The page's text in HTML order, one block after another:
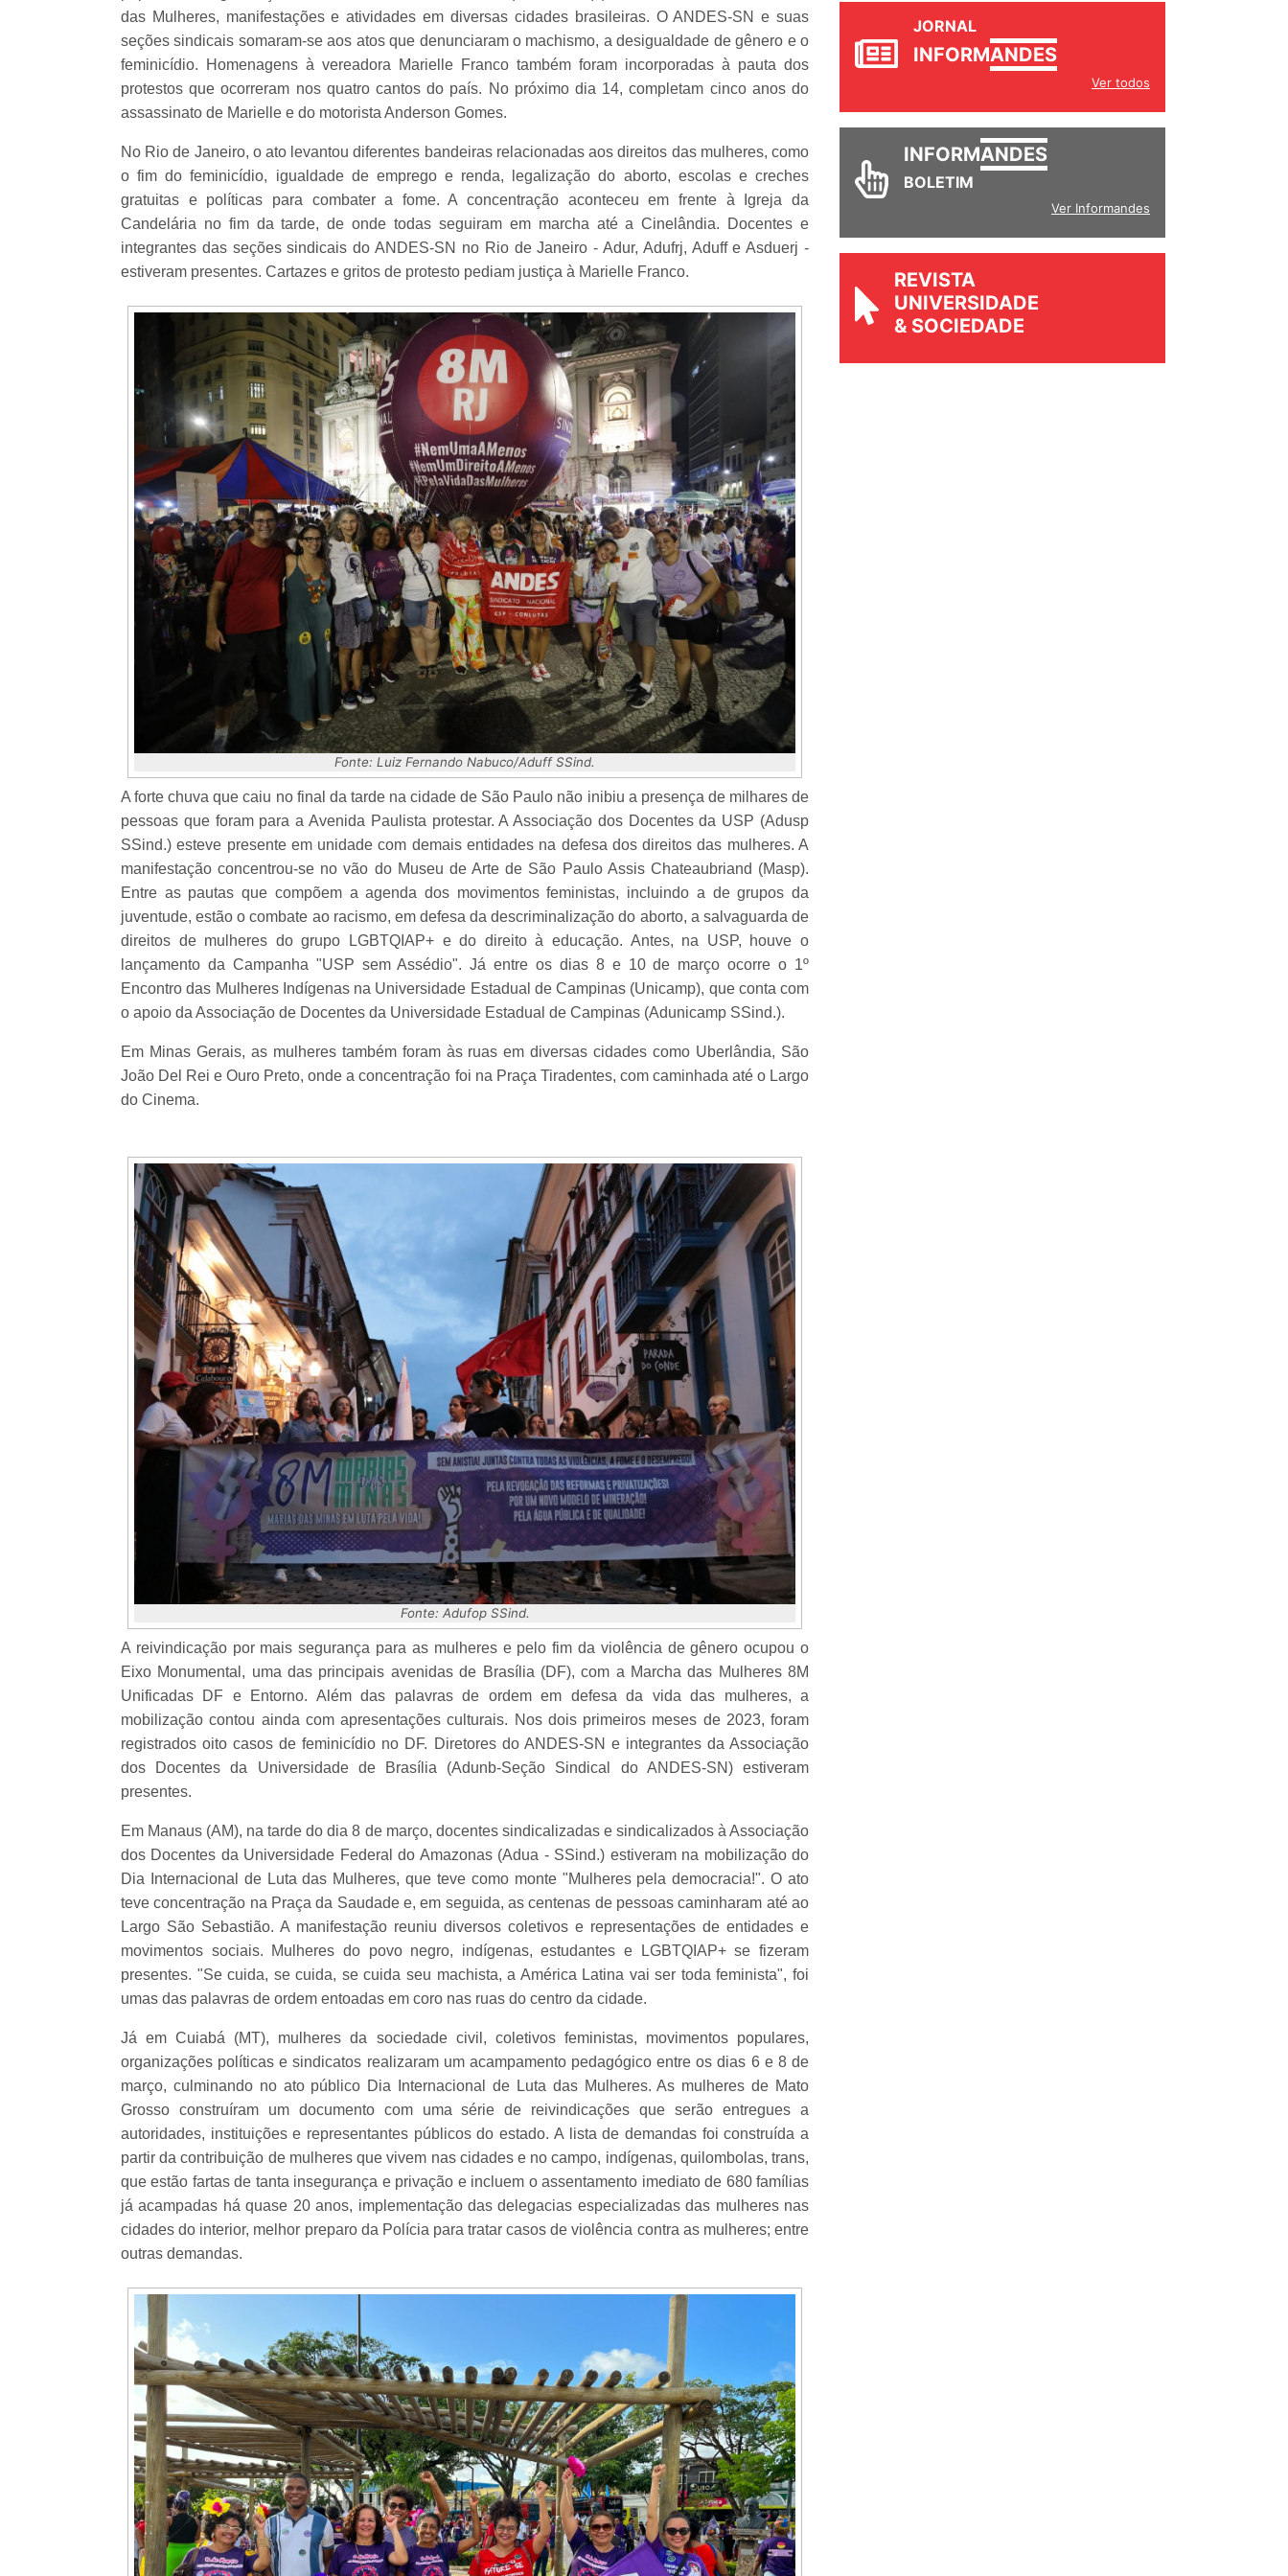
das Mulheres, manifestações e atividades em diversas cidades brasileiras. O ANDES-SN e suas
seções sindicais somaram-se aos atos que denunciaram o machismo, a desigualdade de gênero e o
feminicídio. Homenagens à vereadora Marielle Franco também foram incorporadas à pauta dos
protestos que ocorreram nos quatro cantos do país. No próximo dia 14, completam cinco anos do
assassinato de Marielle e do motorista Anderson Gomes.
No Rio de Janeiro, o ato levantou diferentes bandeiras relacionadas aos direitos das mulheres, como
o fim do feminicídio, igualdade de emprego e renda, legalização do aborto, escolas e creches
gratuitas e políticas para combater a fome. A concentração aconteceu em frente à Igreja da
Candelária no fim da tarde, de onde todas seguiram em marcha até a Cinelândia. Docentes e
integrantes das seções sindicais do ANDES-SN no Rio de Janeiro - Adur, Adufrj, Aduff e Asduerj -
estiveram presentes. Cartazes e gritos de protesto pediam justiça à Marielle Franco.
Fonte: Luiz Fernando Nabuco/Aduff SSind.
A forte chuva que caiu no final da tarde na cidade de São Paulo não inibiu a presença de milhares de
pessoas que foram para a Avenida Paulista protestar. A Associação dos Docentes da USP (Adusp
SSind.) esteve presente em unidade com demais entidades na defesa dos direitos das mulheres. A
manifestação concentrou-se no vão do Museu de Arte de São Paulo Assis Chateaubriand (Masp).
Entre as pautas que compõem a agenda dos movimentos feministas, incluindo a de grupos da
juventude, estão o combate ao racismo, em defesa da descriminalização do aborto, a salvaguarda de
direitos de mulheres do grupo LGBTQIAP+ e do direito à educação. Antes, na USP, houve o
lançamento da Campanha "USP sem Assédio". Já entre os dias 8 e 10 de março ocorre o 1º
Encontro das Mulheres Indígenas na Universidade Estadual de Campinas (Unicamp), que conta com
o apoio da Associação de Docentes da Universidade Estadual de Campinas (Adunicamp SSind.).
Em Minas Gerais, as mulheres também foram às ruas em diversas cidades como Uberlândia, São
João Del Rei e Ouro Preto, onde a concentração foi na Praça Tiradentes, com caminhada até o Largo
do Cinema.
Fonte: Adufop SSind.
A reivindicação por mais segurança para as mulheres e pelo fim da violência de gênero ocupou o
Eixo Monumental, uma das principais avenidas de Brasília (DF), com a Marcha das Mulheres 8M
Unificadas DF e Entorno. Além das palavras de ordem em defesa da vida das mulheres, a
mobilização contou ainda com apresentações culturais. Nos dois primeiros meses de 2023, foram
registrados oito casos de feminicídio no DF. Diretores do ANDES-SN e integrantes da Associação
dos Docentes da Universidade de Brasília (Adunb-Seção Sindical do ANDES-SN) estiveram
presentes.
Em Manaus (AM), na tarde do dia 8 de março, docentes sindicalizadas e sindicalizados à Associação
dos Docentes da Universidade Federal do Amazonas (Adua - SSind.) estiveram na mobilização do
Dia Internacional de Luta das Mulheres, que teve como monte "Mulheres pela democracia!". O ato
teve concentração na Praça da Saudade e, em seguida, as centenas de pessoas caminharam até ao
Largo São Sebastião. A manifestação reuniu diversos coletivos e representações de entidades e
movimentos sociais. Mulheres do povo negro, indígenas, estudantes e LGBTQIAP+ se fizeram
presentes. "Se cuida, se cuida, se cuida seu machista, a América Latina vai ser toda feminista", foi
umas das palavras de ordem entoadas em coro nas ruas do centro da cidade.
Já em Cuiabá (MT), mulheres da sociedade civil, coletivos feministas, movimentos populares,
organizações políticas e sindicatos realizaram um acampamento pedagógico entre os dias 6 e 8 de
março, culminando no ato público Dia Internacional de Luta das Mulheres. As mulheres de Mato
Grosso construíram um documento com uma série de reivindicações que serão entregues a
autoridades, instituições e representantes públicos do estado. A lista de demandas foi construída a
partir da contribuição de mulheres que vivem nas cidades e no campo, indígenas, quilombolas, trans,
que estão fartas de tanta insegurança e privação e incluem o assentamento imediato de 680 famílias
já acampadas há quase 20 anos, implementação das delegacias especializadas das mulheres nas
cidades do interior, melhor preparo da Polícia para tratar casos de violência contra as mulheres; entre
outras demandas.
JORNAL
Ver todos
INFORM
Ver Informandes
REVISTA
UNIVERSIDADE